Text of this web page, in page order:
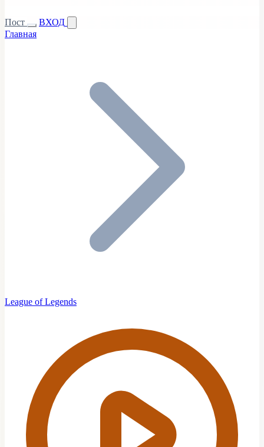
Пост
ВХОД
Главная
League of Legends